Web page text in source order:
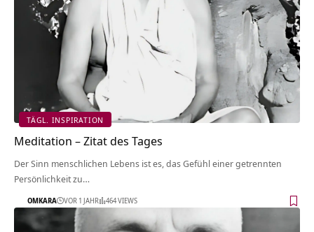
TÄGL. INSPIRATION
Meditation – Zitat des Tages
Der Sinn menschlichen Lebens ist es, das Gefühl einer getrennten
Persönlichkeit zu…
OMKARA VOR 1 JAHR 464 VIEWS